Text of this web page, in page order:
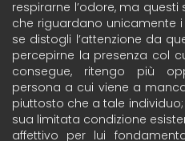
respirarne l’odore, ma
che riguardano unicamente
se distogli l’attenzione da
percepirne la presenza col
consegue, ritengo più
persona a cui viene a
piuttosto che a tale
sua limitata condizione
affettivo per lui